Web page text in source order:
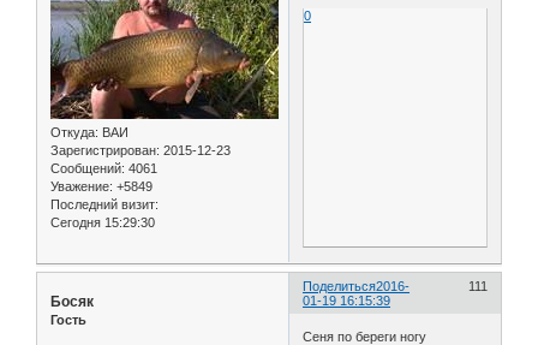
Откуда: ВАИ
Зарегистрирован: 2015-12-23
Сообщений: 4061
Уважение: +5849
Последний визит:
Сегодня 15:29:30
0
Поделиться 111
2016-
01-19 16:15:39
Босяк
Гость
Сеня по береги ногу